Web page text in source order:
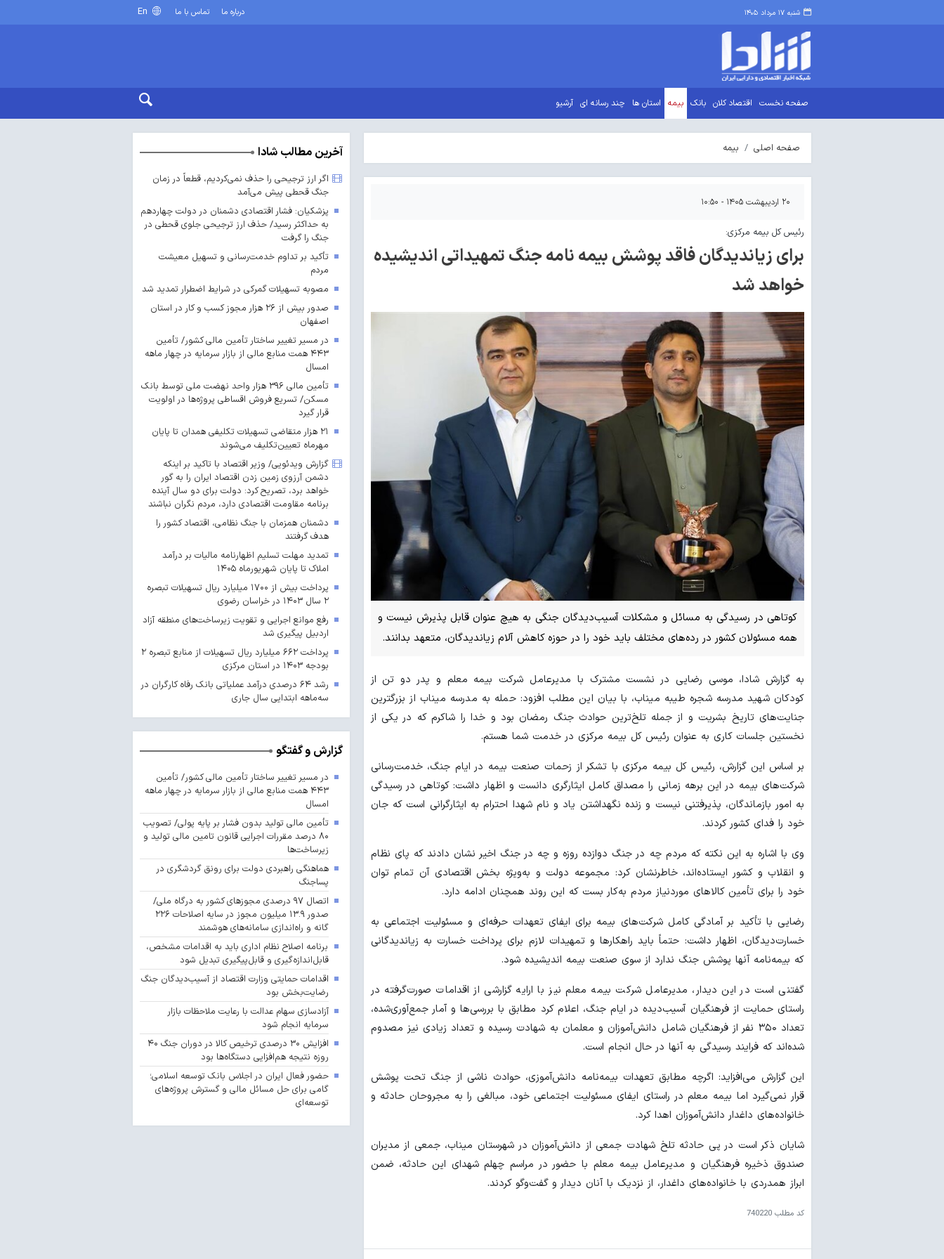
شنبه ۱۷ مرداد ۱۴۰۵ درباره ما تماس با ما
صفحه نخست اقتصاد کلان بانک بیمه استان ها چند رسانه ای آرشیو
صفحه اصلی بیمه
۲۰ اردیبهشت ۱۴۰۵ - ۱۰:۵۰
رئیس کل بیمه مرکزی:
برای زیاندیدگان فاقد پوشش بیمه نامه جنگ تمهیداتی اندیشیده
خواهد شد
کوتاهی در رسیدگی به مسائل و مشکلات آسیب‌دیدگان جنگی به هیچ عنوان قابل پذیرش نیست و
همه مسئولان کشور در رده‌های مختلف باید خود را در حوزه کاهش آلام زیاندیدگان، متعهد بدانند.
به گزارش شادا، موسی رضایی در نشست مشترک با مدیرعامل شرکت بیمه معلم و پدر دو تن از
کودکان شهید مدرسه شجره طیبه میناب، با بیان این مطلب افزود: حمله به مدرسه میناب از بزرگترین
جنایت‌های تاریخ بشریت و از جمله تلخ‌ترین حوادث جنگ رمضان بود و خدا را شاکرم که در یکی از
نخستین جلسات کاری به عنوان رئیس کل بیمه مرکزی در خدمت شما هستم.
بر اساس این گزارش، رئیس کل بیمه مرکزی با تشکر از زحمات صنعت بیمه در ایام جنگ، خدمت‌رسانی
شرکت‌های بیمه در این برهه زمانی را مصداق کامل ایثارگری دانست و اظهار داشت: کوتاهی در رسیدگی
به امور بازماندگان، پذیرفتنی نیست و زنده نگهداشتن یاد و نام شهدا احترام به ایثارگرانی است که جان
خود را فدای کشور کردند.
وی با اشاره به این نکته که مردم چه در جنگ دوازده روزه و چه در جنگ اخیر نشان دادند که پای نظام
و انقلاب و کشور ایستاده‌اند، خاطرنشان کرد: مجموعه دولت و به‌ویژه بخش اقتصادی آن تمام توان
خود را برای تأمین کالاهای موردنیاز مردم به‌کار بست که این روند همچنان ادامه دارد.
رضایی با تأکید بر آمادگی کامل شرکت‌های بیمه‌ برای ایفای تعهدات حرفه‌ای و مسئولیت اجتماعی به
خسارت‌دیدگان، اظهار داشت: حتماً باید راهکارها و تمهیدات لازم برای پرداخت خسارت به زیاندیدگانی
که بیمه‌نامه آنها پوشش جنگ ندارد از سوی صنعت بیمه اندیشیده شود.
گفتنی است در این دیدار، مدیرعامل شرکت بیمه معلم نیز با ارایه گزارشی از اقدامات صورت‌گرفته در
راستای حمایت از فرهنگیان آسیب‌دیده در ایام جنگ، اعلام کرد مطابق با بررسی‌ها و آمار جمع‌آوری‌شده،
تعداد ۳۵۰ نفر از فرهنگیان شامل دانش‌آموزان و معلمان به شهادت رسیده و تعداد زیادی نیز مصدوم
شده‌اند که فرایند رسیدگی به آنها در حال انجام است.
این گزارش می‌افزاید: اگرچه مطابق تعهدات بیمه‌نامه دانش‌آموزی، حوادث ناشی از جنگ تحت پوشش
قرار نمی‌گیرد اما بیمه معلم در راستای ایفای مسئولیت اجتماعی خود، مبالغی را به مجروحان حادثه و
خانواده‌های داغدار دانش‌آموزان اهدا کرد.
شایان ذکر است در پی حادثه تلخ شهادت جمعی از دانش‌آموزان در شهرستان میناب، جمعی از مدیران
صندوق ذخیره فرهنگیان و مدیرعامل بیمه معلم با حضور در مراسم چهلم شهدای این حادثه، ضمن
ابراز همدردی با خانواده‌های داغدار، از نزدیک با آنان دیدار و گفت‌وگو کردند.
کد مطلب 740220
آخرین مطالب شادا
اگر ارز ترجیحی را حذف نمی‌کردیم، قطعاً در زمان
جنگ قحطی پیش می‌آمد
پزشکیان: فشار اقتصادی دشمنان در دولت چهاردهم
به حداکثر رسید/ حذف ارز ترجیحی جلوی قحطی در
جنگ را گرفت
تأکید بر تداوم خدمت‌رسانی و تسهیل معیشت
مردم
مصوبه تسهیلات گمرکی در شرایط اضطرار تمدید شد
صدور بیش از ۲۶ هزار مجوز کسب‌ و کار در استان
اصفهان
در مسیر تغییر ساختار تأمین مالی کشور/ تأمین
۴۴۳ همت منابع مالی از بازار سرمایه در چهار ماهه
امسال
تأمین مالی ۳۹۶ هزار واحد نهضت ملی توسط بانک
مسکن/ تسریع فروش اقساطی پروژه‌ها در اولویت
قرار گیرد
۲۱ هزار متقاضی تسهیلات تکلیفی همدان تا پایان
مهرماه تعیین‌تکلیف می‌شوند
گزارش ویدئویی/ وزیر اقتصاد با تاکید بر اینکه
دشمن آرزوی زمین زدن اقتصاد ایران را به گور
خواهد برد، تصریح کرد: دولت برای دو سال آینده
برنامه مقاومت اقتصادی دارد، مردم نگران نباشند
دشمنان همزمان با جنگ نظامی، اقتصاد کشور را
هدف گرفتند
تمدید مهلت تسلیم اظهارنامه مالیات بر درآمد
املاک تا پایان شهریورماه ۱۴۰۵
پرداخت بیش از ۱۷۰۰ میلیارد ریال تسهیلات تبصره
۲ سال ۱۴۰۳ در خراسان رضوی
رفع موانع اجرایی و تقویت زیرساخت‌های منطقه آزاد
اردبیل پیگیری شد
پرداخت ۶۶۲ میلیارد ریال تسهیلات از منابع تبصره ۲
بودجه ۱۴۰۳ در استان مرکزی
رشد ۶۴ درصدی درآمد عملیاتی بانک رفاه کارگران در
سه‌ماهه ابتدایی سال جاری
گزارش و گفتگو
در مسیر تغییر ساختار تأمین مالی کشور/ تأمین
۴۴۳ همت منابع مالی از بازار سرمایه در چهار ماهه
امسال
تأمین مالی تولید بدون فشار بر پایه پولی/ تصویب
۸۰ درصد مقررات اجرایی قانون تامین مالی تولید و
زیرساخت‌ها
هماهنگی راهبردی دولت برای رونق گردشگری در
پساجنگ
اتصال ۹۷ درصدی مجوزهای کشور به درگاه ملی/
صدور ۱۳.۹ میلیون مجوز در سایه اصلاحات ۲۲۶
گانه و راه‌اندازی سامانه‌های هوشمند
برنامه اصلاح نظام اداری باید به اقدامات مشخص،
قابل‌اندازه‌گیری و قابل‌پیگیری تبدیل شود
اقدامات حمایتی وزارت اقتصاد از آسیب‌دیدگان جنگ
رضایت‌بخش بود
آزادسازی سهام عدالت با رعایت ملاحظات بازار
سرمایه انجام شود
افزایش ۳۰ درصدی ترخیص کالا در دوران جنگ ۴۰
روزه نتیجه هم‌افزایی دستگاه‌ها بود
حضور فعال ایران در اجلاس بانک توسعه اسلامی؛
گامی برای حل مسائل مالی و گسترش پروژه‌های
توسعه‌ای